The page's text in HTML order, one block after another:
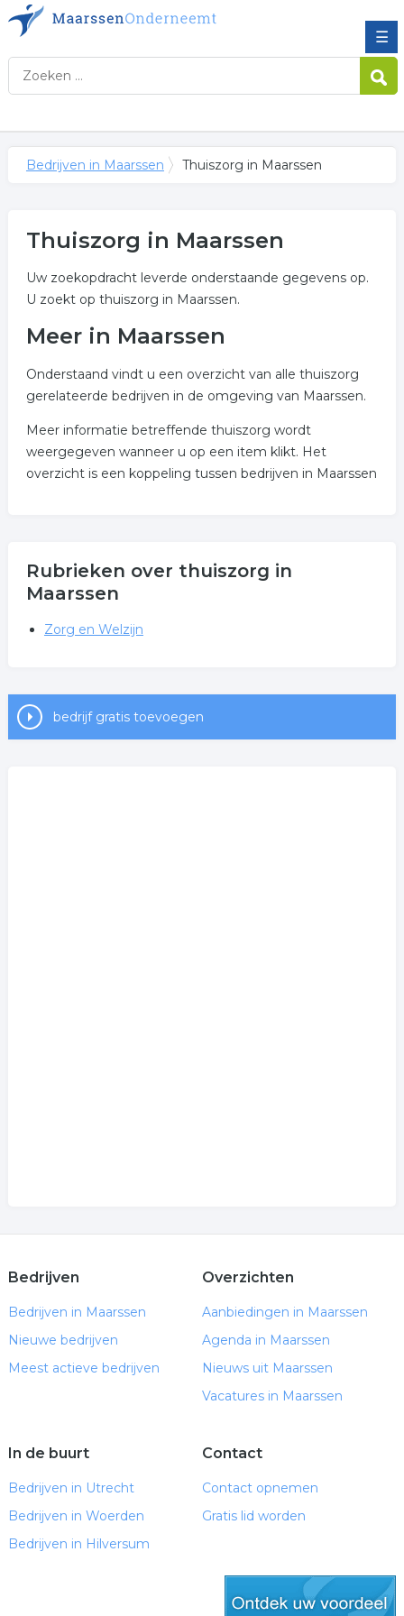
☰
Bedrijven in Maarssen Thuiszorg in Maarssen
Thuiszorg in Maarssen
Uw zoekopdracht leverde onderstaande gegevens op.
U zoekt op thuiszorg in Maarssen.
Meer in Maarssen
Onderstaand vindt u een overzicht van alle thuiszorg
gerelateerde bedrijven in de omgeving van Maarssen.
Meer informatie betreffende thuiszorg wordt
weergegeven wanneer u op een item klikt. Het
overzicht is een koppeling tussen bedrijven in Maarssen
Rubrieken over thuiszorg in
Maarssen
Zorg en Welzijn
bedrijf gratis toevoegen
Bedrijven
Bedrijven in Maarssen
Nieuwe bedrijven
Meest actieve bedrijven
Overzichten
Aanbiedingen in Maarssen
Agenda in Maarssen
Nieuws uit Maarssen
Vacatures in Maarssen
In de buurt
Bedrijven in Utrecht
Bedrijven in Woerden
Bedrijven in Hilversum
Contact
Contact opnemen
Gratis lid worden